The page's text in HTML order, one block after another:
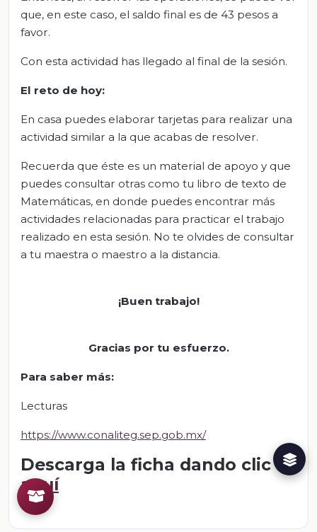
que, en este caso, el saldo final es de 43 pesos a
favor.
Con esta actividad has llegado al final de la sesión.
El reto de hoy:
En casa puedes elaborar tarjetas para realizar una
actividad similar a la que acabas de resolver.
Recuerda que éste es un material de apoyo y que
puedes consultar otras como tu libro de texto de
Matemáticas, en donde puedes encontrar más
actividades relacionadas para practicar el trabajo
realizado en esta sesión. No te olvides de consultar
a tu maestra o maestro a la distancia.
¡Buen trabajo!
Gracias por tu esfuerzo.
Para saber más:
Lecturas
https://www.conaliteg.sep.gob.mx/
Descarga la ficha dando clic
aquí